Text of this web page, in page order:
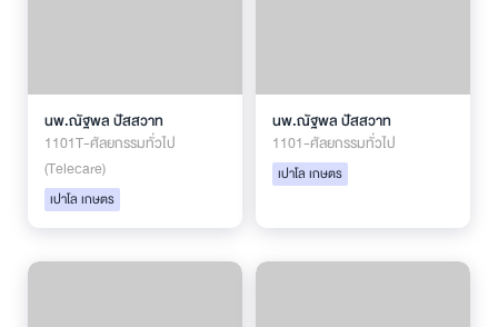
นพ.ณัฐพล ปัสสวาท
1101T-ศัลยกรรมทั่วไป
(Telecare)
เปาโล เกษตร
นพ.ณัฐพล ปัสสวาท
1101-ศัลยกรรมทั่วไป
เปาโล เกษตร